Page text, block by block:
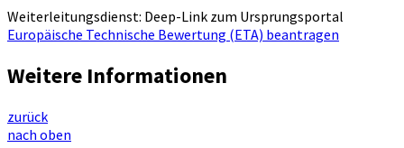
Weiterleitungsdienst: Deep-Link zum Ursprungsportal
Europäische Technische Bewertung (ETA) beantragen
Weitere Informationen
zurück
nach oben